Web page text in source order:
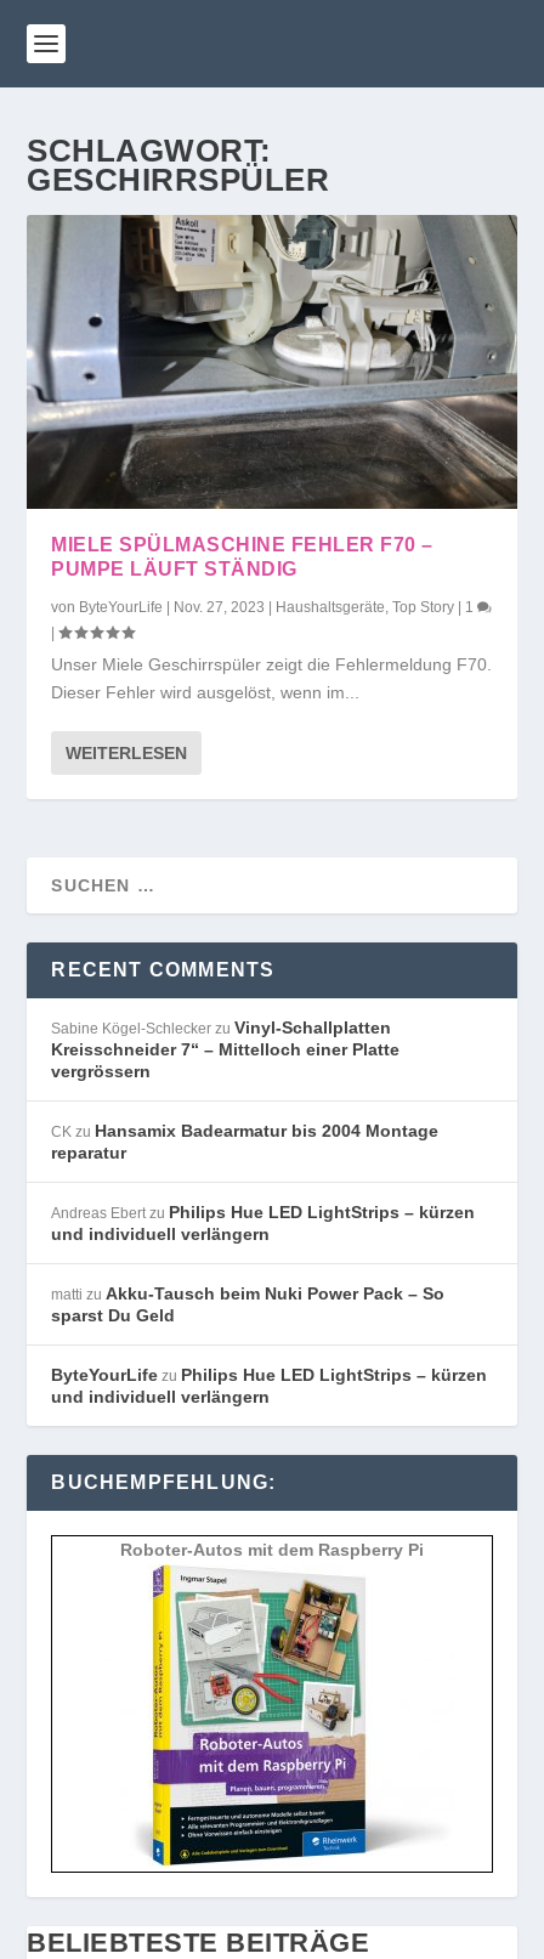
SCHLAGWORT:
GESCHIRRSPÜLER
MIELE SPÜLMASCHINE FEHLER F70 –
PUMPE LÄUFT STÄNDIG
von ByteYourLife | Nov. 27, 2023 | Haushaltsgeräte ,Top Story | 1
|
Unser Miele Geschirrspüler zeigt die Fehlermeldung F70.
Dieser Fehler wird ausgelöst, wenn im...
WEITERLESEN
RECENT COMMENTS
Sabine Kögel-Schlecker zuVinyl-Schallplatten
Kreisschneider 7“ – Mittelloch einer Platte
vergrössern
CK zu Hansamix Badearmatur bis 2004 Montage
reparatur
Andreas Ebert zu Philips Hue LED LightStrips – kürzen
und individuell verlängern
matti zuAkku-Tausch beim Nuki Power Pack – So
sparst Du Geld
ByteYourLife zu Philips Hue LED LightStrips – kürzen
und individuell verlängern
BUCHEMPFEHLUNG:
Roboter-Autos mit dem Raspberry Pi
BELIEBTESTE BEITRÄGE